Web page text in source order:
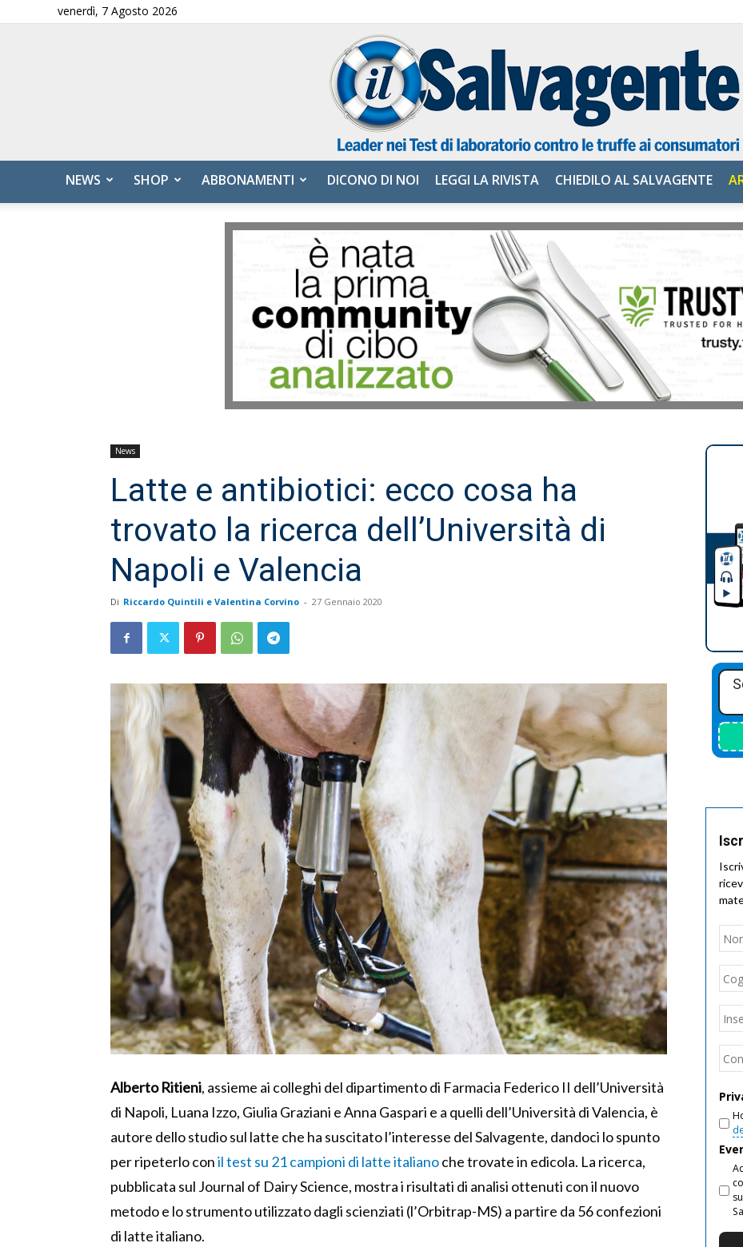
venerdì, 7 Agosto 2026
Salvagente
NEWS SHOP ABBONAMENTI DICONO DI NOI LEGGI LA RIVISTA CHIEDILO AL SALVAGENTE
News
Latte e antibiotici: ecco cosa ha
trovato la ricerca dell’Università di
Napoli e Valencia
Di Riccardo Quintili e Valentina Corvino - 27 Gennaio 2020
Alberto Ritieni, assieme ai colleghi del dipartimento di Farmacia Federico II dell’Università
di Napoli, Luana Izzo, Giulia Graziani e Anna Gaspari e a quelli dell’Università di Valencia, è
autore dello studio sul latte che ha suscitato l’interesse del Salvagente, dandoci lo spunto
per ripeterlo conil test su 21 campioni di latte italianoche trovate in edicola. La ricerca,
pubblicata sul Journal of Dairy Science, mostra i risultati di analisi ottenuti con il nuovo
metodo e lo strumento utilizzato dagli scienziati (l’Orbitrap-MS) a partire da 56 confezioni
di latte italiano.